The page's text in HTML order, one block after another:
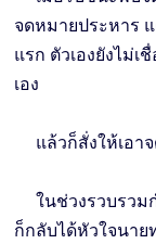
จดหมายประหาร
แรก ตัวเองยังไม่เ
เอง
แล้วก็สั่งให้เอาจ
ในช่วงรวบรวม
ก็กลับได้หัวใจนา